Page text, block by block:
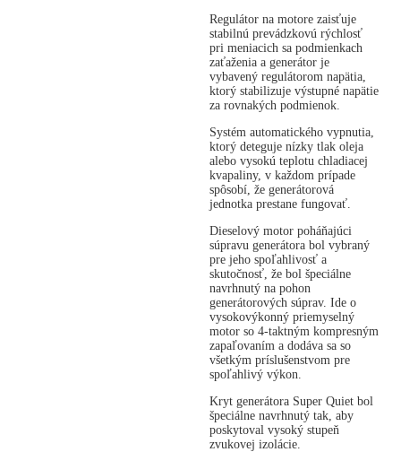
Regulátor na motore zaisťuje
stabilnú prevádzkovú rýchlosť
pri meniacich sa podmienkach
zaťaženia a generátor je
vybavený regulátorom napätia,
ktorý stabilizuje výstupné napätie
za rovnakých podmienok.
Systém automatického vypnutia,
ktorý deteguje nízky tlak oleja
alebo vysokú teplotu chladiacej
kvapaliny, v každom prípade
spôsobí, že generátorová
jednotka prestane fungovať.
Dieselový motor poháňajúci
súpravu generátora bol vybraný
pre jeho spoľahlivosť a
skutočnosť, že bol špeciálne
navrhnutý na pohon
generátorových súprav. Ide o
vysokovýkonný priemyselný
motor so 4-taktným kompresným
zapaľovaním a dodáva sa so
všetkým príslušenstvom pre
spoľahlivý výkon.
Kryt generátora Super Quiet bol
špeciálne navrhnutý tak, aby
poskytoval vysoký stupeň
zvukovej izolácie.